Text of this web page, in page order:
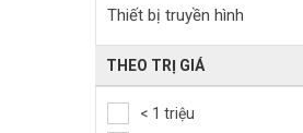
Thiết bị truyền hình
THEO TRỊ GIÁ
< 1 triệu